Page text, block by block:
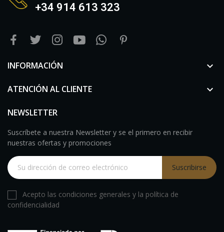
+34 914 613 323
INFORMACIÓN 
ATENCIÓN AL CLIENTE 
NEWSLETTER
Suscríbete a nuestra Newsletter y se el primero en recibir
nuestras ofertas y promociones
Suscribirse
Acepto las condiciones generales y la política de
confidencialidad